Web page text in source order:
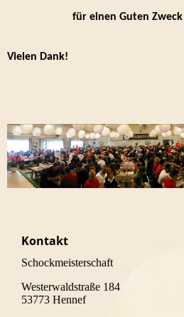
für einen Guten
Vielen Dank!
Kontakt
Schockmeisterschaft
Westerwaldstraße 184
53773 Hennef